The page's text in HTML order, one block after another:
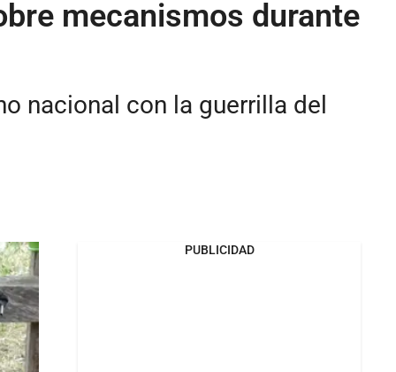
mecanismos durante
nacional con la guerrilla del
PUBLICIDAD